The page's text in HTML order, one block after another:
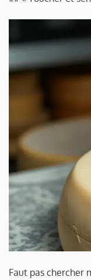
Faut pas chercher